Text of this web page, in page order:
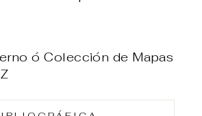
ó Colección de Mapas